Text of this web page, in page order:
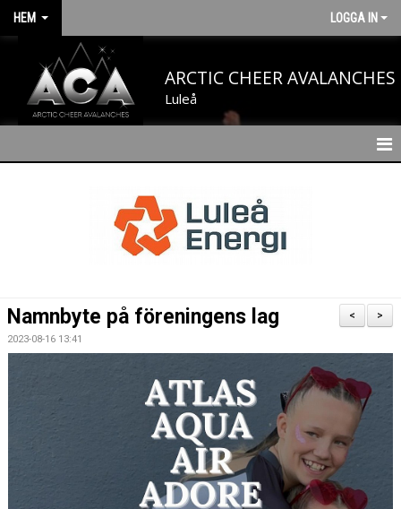
HEM LOGGA IN
ARCTIC CHEER AVALANCHES
Luleå
VÅRA TRÄNARE
DOKUMENT
BILDGALLERI
>
<
Namnbyte på föreningens lag
2023-08-16 13:41